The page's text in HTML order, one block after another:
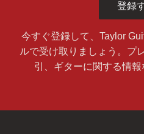
登録
今すぐ登録して、Taylor
ルで受け取りましょう。プ
引、ギターに関する情報